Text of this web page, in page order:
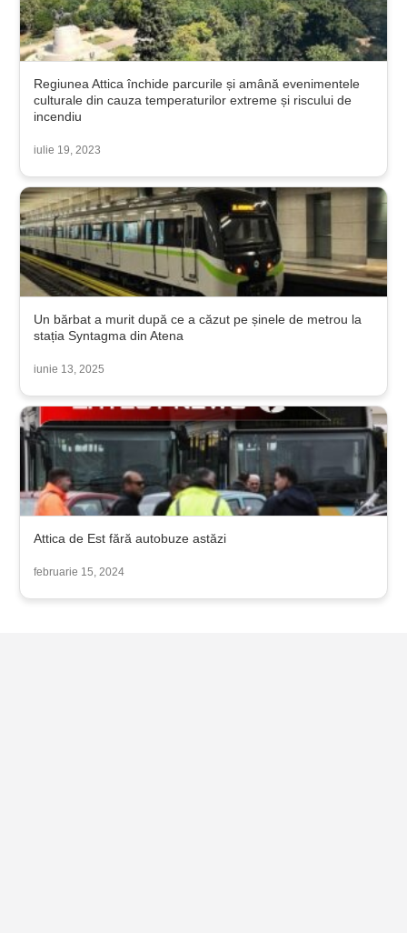
Regiunea Attica închide parcurile și amână evenimentele
culturale din cauza temperaturilor extreme și riscului de
incendiu
iulie 19, 2023
Un bărbat a murit după ce a căzut pe șinele de metrou la
stația Syntagma din Atena
iunie 13, 2025
Attica de Est fără autobuze astăzi
februarie 15, 2024